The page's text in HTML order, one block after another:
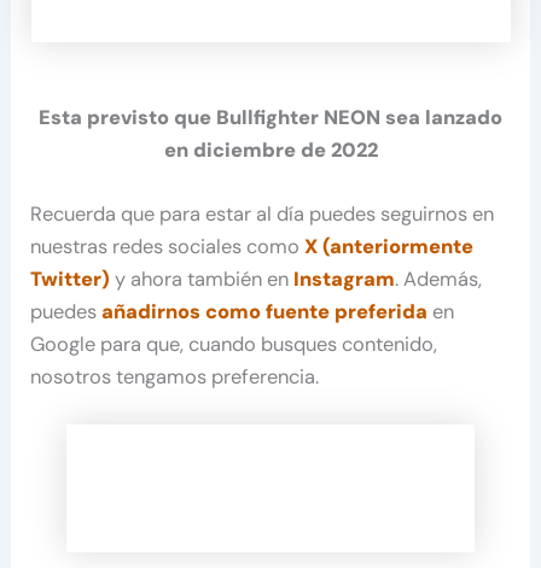
Esta previsto que Bullfighter NEON sea lanzado
en diciembre de 2022
Recuerda que para estar al día puedes seguirnos en
nuestras redes sociales comoX (anteriormente
Twitter) y ahora también en Instagram. Además,
puedesañadirnos como fuente preferida en
Google para que, cuando busques contenido,
nosotros tengamos preferencia.